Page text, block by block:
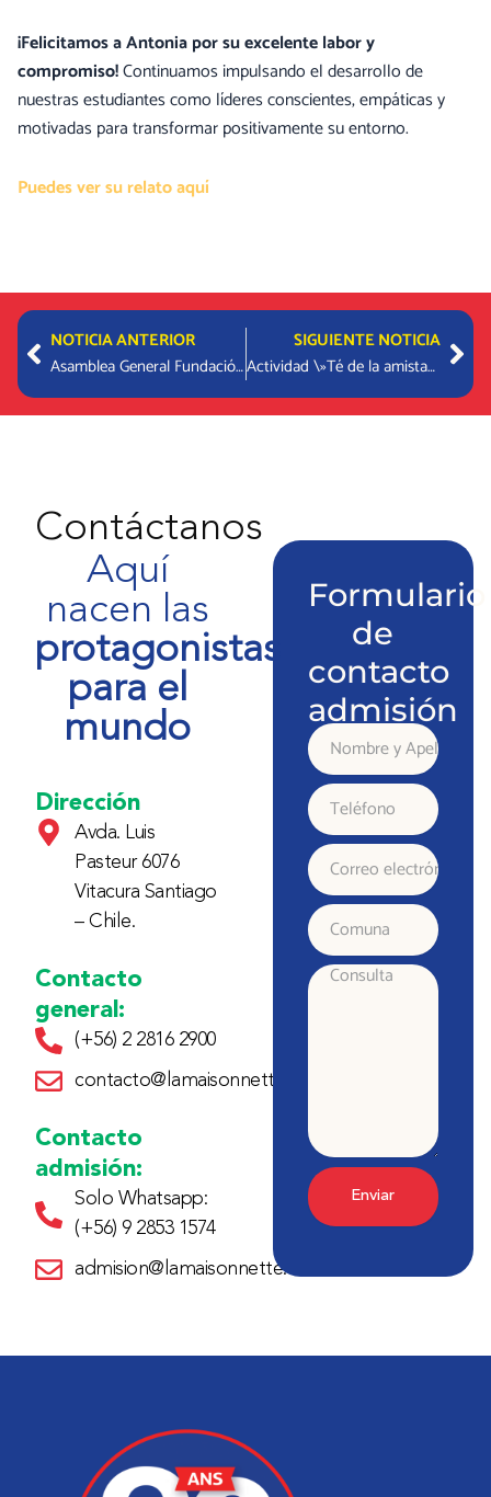
¡Felicitamos a Antonia por su excelente labor y
compromiso!Continuamos impulsando el desarrollo de
nuestras estudiantes como líderes conscientes, empáticas y
motivadas para transformar positivamente su entorno.
Puedes ver su relato aquí
PrevNOTICIA ANTERIOR
Asamblea General Fundación La Maisonnette
SIGUIENTE NOTICIA
Actividad \»Té de la amistad\» 1°Básicos
Contáctanos
Aquí
nacen las
protagonistas
para el
mundo
Dirección
Avda. Luis
Pasteur 6076
Vitacura Santiago
– Chile.
Contacto
general:
(+56) 2 2816 2900
contacto@lamaisonnette.cl
Contacto
admisión:
Solo Whatsapp:
(+56) 9 2853 1574
admision@lamaisonnette.cl
Formulario
de
contacto
admisión
Nombre
y
Apellido
Teléfono
Correo
electrónico
Comuna
Consulta
Enviar